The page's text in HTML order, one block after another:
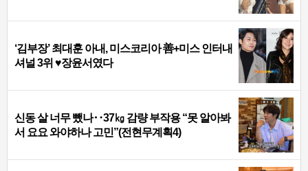
‘김부장’ 최대훈 아내, 미스코리아 善+미스 인터내
셔널 3위 ♥장윤서였다
신동 살 너무 뺐나‥37㎏ 감량 부작용 “못 알아봐
서 요요 와야하나 고민”(전현무계획4)